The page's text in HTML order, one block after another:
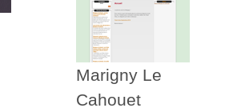
Marigny Le
Cahouet